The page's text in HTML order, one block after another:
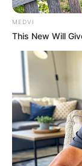
MEDVI
This New Will